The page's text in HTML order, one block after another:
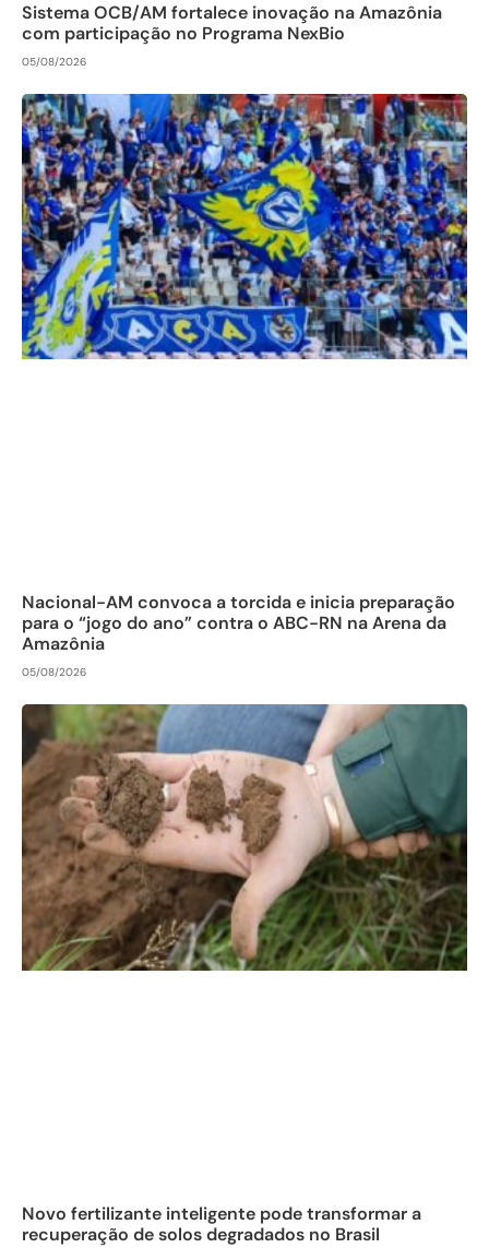
Sistema OCB/AM fortalece inovação na Amazônia
com participação no Programa NexBio
05/08/2026
Nacional-AM convoca a torcida e inicia preparação
para o “jogo do ano” contra o ABC-RN na Arena da
Amazônia
05/08/2026
Novo fertilizante inteligente pode transformar a
recuperação de solos degradados no Brasil